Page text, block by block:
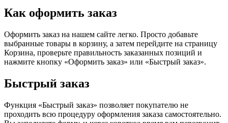
Как оформить заказ
Оформить заказ на нашем сайте легко. Просто добавьте
выбранные товары в корзину, а затем перейдите на страницу
Корзина, проверьте правильность заказанных позиций и
нажмите кнопку «Оформить заказ» или «Быстрый заказ».
Быстрый заказ
Функция «Быстрый заказ» позволяет покупателю не
проходить всю процедуру оформления заказа самостоятельно.